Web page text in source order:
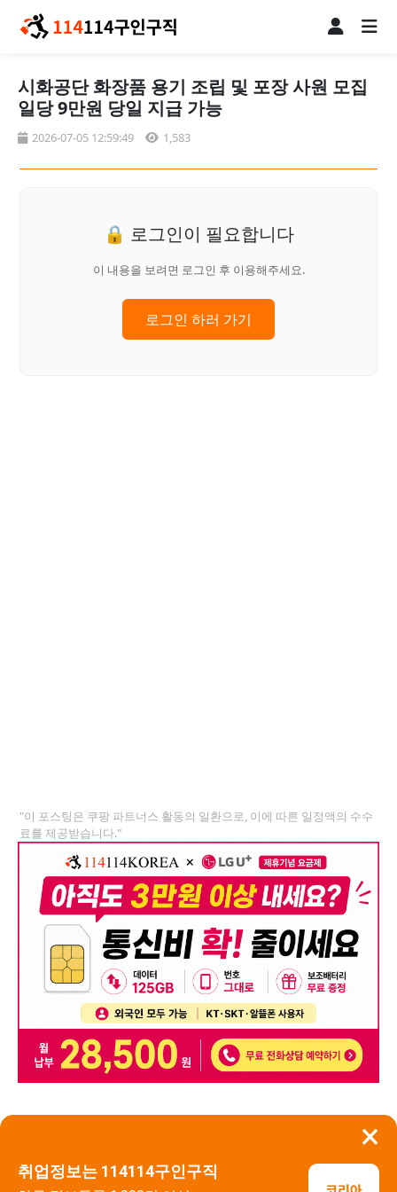
×
취업정보는 114114구인구직
시화공단 화장품 용기 조립 및 포장 사원 모집
일당 9만원 당일 지급 가능
2026-07-05 12:59:49 1,583
🔒 로그인이 필요합니다
이 내용을 보려면 로그인 후 이용해주세요.
로그인 하러 가기
"이 포스팅은 쿠팡 파트너스 활동의 일환으로, 이에 따른 일정액의 수수
료를 제공받습니다."